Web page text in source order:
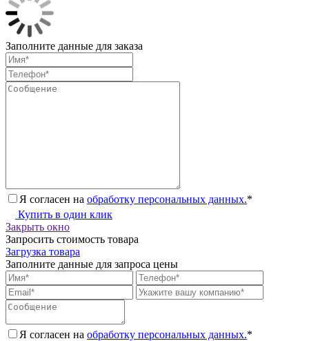
Заполните данные для заказа
Я согласен на обработку персональных данных.*
Купить в один клик
Закрыть окно
Запросить стоимость товара
Загрузка товара
Заполните данные для запроса цены
Я согласен на обработку персональных данных.*